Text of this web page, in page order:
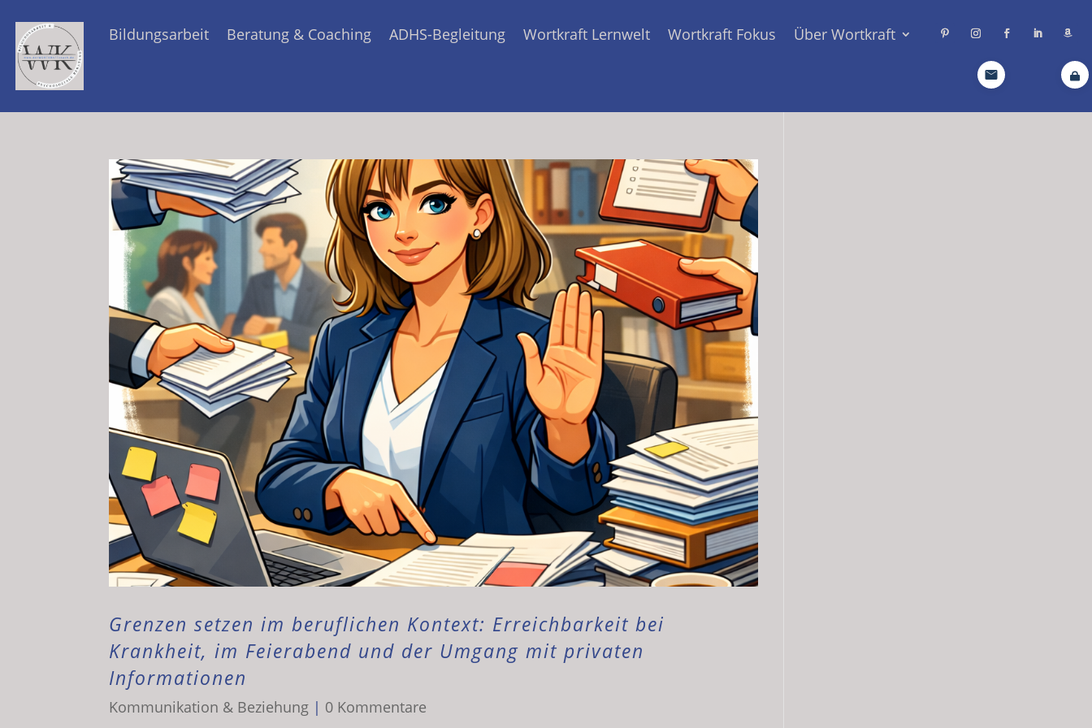
Bildungsarbeit Beratung & Coaching ADHS-Begleitung Wortkraft Lernwelt Wortkraft Fokus Über Wortkraft
Grenzen setzen im beruflichen Kontext: Erreichbarkeit bei
Krankheit, im Feierabend und der Umgang mit privaten
Informationen
Kommunikation & Beziehung | 0 Kommentare